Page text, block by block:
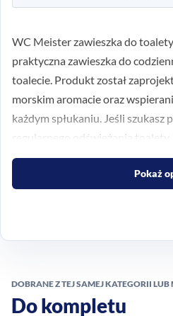
WC Meister zawieszka do
praktyczna zawieszka do
toalecie. Produkt został
morskim aromacie oraz
każdym spłukaniu. Jeśli szukasz
regularnego odświeżania
trafnym wyborem.
Świeży, morski
sanitarnych. To wygodna forma
funkcję zapachową z
Pokaż
DOBRANE Z TEJ SAMEJ KATEGORII LUB
Do kompletu